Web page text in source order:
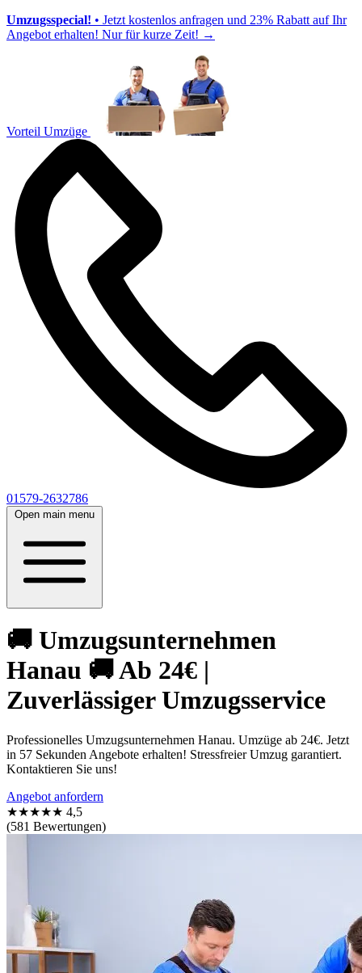
Umzugsspecial! • Jetzt kostenlos anfragen und 23% Rabatt auf Ihr
Angebot erhalten! Nur für kurze Zeit! →
Vorteil Umzüge
01579-2632786
Open main menu
🚚 Umzugsunternehmen
Hanau 🚚 Ab 24€ |
Zuverlässiger Umzugsservice
Professionelles Umzugsunternehmen Hanau. Umzüge ab 24€. Jetzt
in 57 Sekunden Angebote erhalten! Stressfreier Umzug garantiert.
Kontaktieren Sie uns!
Angebot anfordern
★★★★★ 4,5
(581 Bewertungen)